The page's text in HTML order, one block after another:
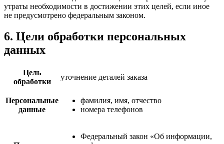
утраты необходимости в достижении этих целей, если иное
не предусмотрено федеральным законом.
6. Цели обработки персональных
данных
Цель
обработки
уточнение деталей заказа
Персональные
данные
фамилия, имя, отчество
номера телефонов
Федеральный закон «Об информации,